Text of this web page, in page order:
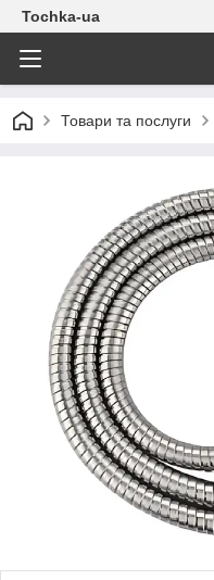
Tochka-ua
Товари та послуги